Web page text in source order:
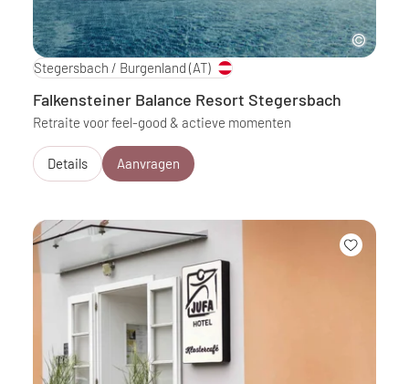
Stegersbach / Burgenland (AT)
Falkensteiner Balance Resort Stegersbach
Retraite voor feel-good & actieve momenten
Details Aanvragen